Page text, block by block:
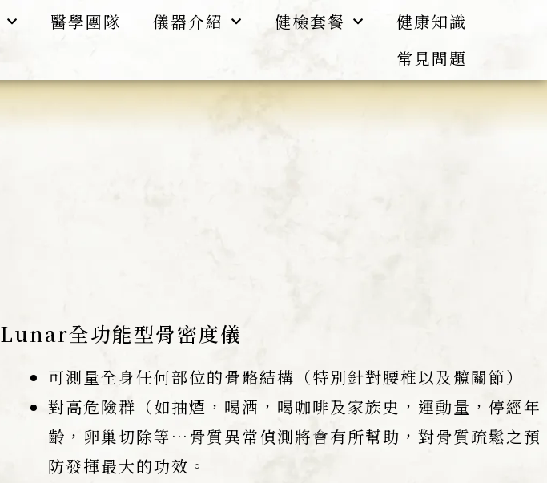
醫學團隊 儀器介紹 健檢套餐
健康知識
常見問題
Lunar全功能型骨密度儀
可測量全身任何部位的骨骼結構（特別針對腰椎以及髖關節）
對高危險群（如抽煙，喝酒，喝咖啡及家族史，運動量，停經年
齡，卵巢切除等…骨質異常偵測將會有所幫助，對骨質疏鬆之預
防發揮最大的功效。